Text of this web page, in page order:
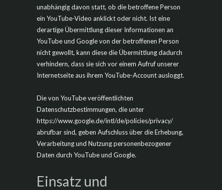
unabhängig davon statt, ob die betroffene Person
ein YouTube-Video anklickt oder nicht. Ist eine
derartige Übermittlung dieser Informationen an
YouTube und Google von der betroffenen Person
nicht gewollt, kann diese die Übermittlung dadurch
verhindern, dass sie sich vor einem Aufruf unserer
Internetseite aus ihrem YouTube-Account ausloggt.
Die von YouTube veröffentlichten
Datenschutzbestimmungen, die unter
https://www.google.de/intl/de/policies/privacy/
abrufbar sind, geben Aufschluss über die Erhebung,
Verarbeitung und Nutzung personenbezogener
Daten durch YouTube und Google.
Einsatz und